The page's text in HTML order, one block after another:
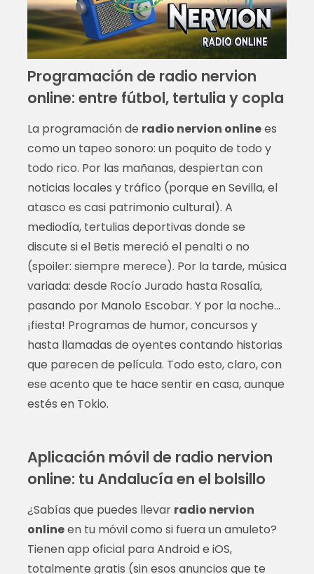
Programación de radio nervion
online: entre fútbol, tertulia y copla
La programación de radio nervion onlinees
como un tapeo sonoro: un poquito de todo y
todo rico. Por las mañanas, despiertan con
noticias locales y tráfico (porque en Sevilla, el
atasco es casi patrimonio cultural). A
mediodía, tertulias deportivas donde se
discute si el Betis mereció el penalti o no
(spoiler: siempre merece). Por la tarde, música
variada: desde Rocío Jurado hasta Rosalía,
pasando por Manolo Escobar. Y por la noche…
¡fiesta! Programas de humor, concursos y
hasta llamadas de oyentes contando historias
que parecen de película. Todo esto, claro, con
ese acento que te hace sentir en casa, aunque
estés en Tokio.
Aplicación móvil de radio nervion
online: tu Andalucía en el bolsillo
¿Sabías que puedes llevar radio nervion
onlineen tu móvil como si fuera un amuleto?
Tienen app oficial para Android e iOS,
totalmente gratis (sin esos anuncios que te